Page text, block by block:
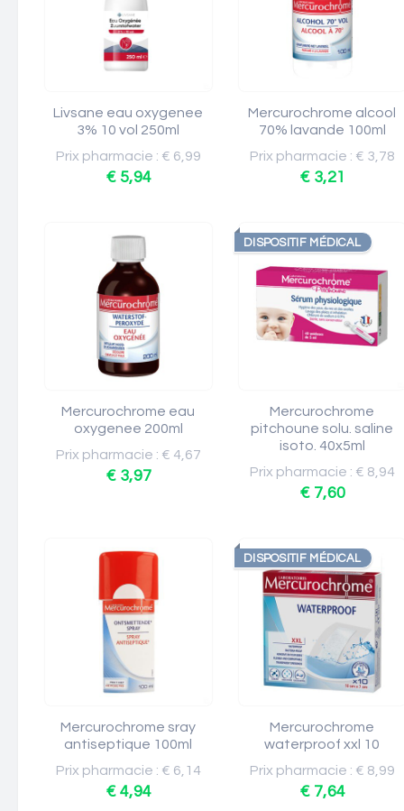
Livsane eau oxygenee
3% 10 vol 250ml
Prix pharmacie : € 6,99
€ 5,94
Mercurochrome alcool
70% lavande 100ml
Prix pharmacie : € 3,78
€ 3,21
Mercurochrome eau
oxygenee 200ml
Prix pharmacie : € 4,67
€ 3,97
DISPOSITIF MÉDICAL
Mercurochrome
pitchoune solu. saline
isoto. 40x5ml
Prix pharmacie : € 8,94
€ 7,60
Mercurochrome sray
antiseptique 100ml
Prix pharmacie : € 6,14
€ 4,94
DISPOSITIF MÉDICAL
Mercurochrome
waterproof xxl 10
Prix pharmacie : € 8,99
€ 7,64